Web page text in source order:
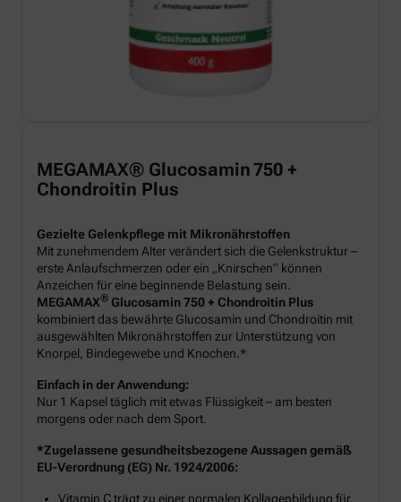
MEGAMAX® Glucosamin 750 +
Chondroitin Plus
Gezielte Gelenkpflege mit Mikronährstoffen
Mit zunehmendem Alter verändert sich die Gelenkstruktur –
erste Anlaufschmerzen oder ein „Knirschen“ können
Anzeichen für eine beginnende Belastung sein.
MEGAMAX® Glucosamin 750 + Chondroitin Plus
kombiniert das bewährte Glucosamin und Chondroitin mit
ausgewählten Mikronährstoffen zur Unterstützung von
Knorpel, Bindegewebe und Knochen.*
Einfach in der Anwendung:
Nur 1 Kapsel täglich mit etwas Flüssigkeit – am besten
morgens oder nach dem Sport.
*Zugelassene gesundheitsbezogene Aussagen gemäß
EU-Verordnung (EG) Nr. 1924/2006:
Vitamin C trägt zu einer normalen Kollagenbildung für